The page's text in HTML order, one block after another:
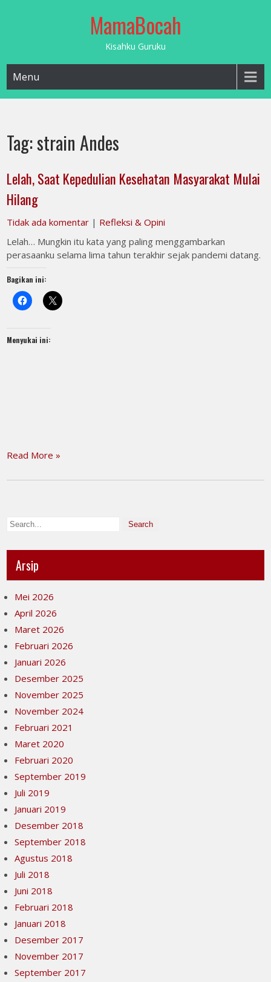
MamaBocah
Kisahku Guruku
Menu
Tag:strain Andes
Lelah, Saat Kepedulian Kesehatan Masyarakat Mulai
Hilang
Tidak ada komentar | Refleksi & Opini
Lelah… Mungkin itu kata yang paling menggambarkan
perasaanku selama lima tahun terakhir sejak pandemi datang.
Bagikan ini:
Menyukai ini:
Read More »
Arsip
Mei 2026
April 2026
Maret 2026
Februari 2026
Januari 2026
Desember 2025
November 2025
November 2024
Februari 2021
Maret 2020
Februari 2020
September 2019
Juli 2019
Januari 2019
Desember 2018
September 2018
Agustus 2018
Juli 2018
Juni 2018
Februari 2018
Januari 2018
Desember 2017
November 2017
September 2017